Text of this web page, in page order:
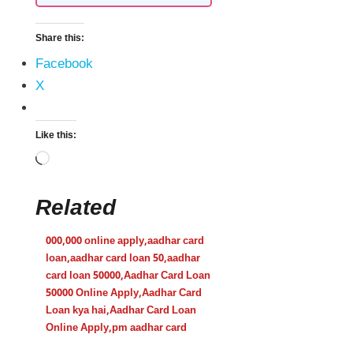
Share this:
Facebook
X
Like this:
Related
000,000 online apply,aadhar card
loan,aadhar card loan 50,aadhar
card loan 50000,Aadhar Card Loan
50000 Online Apply,Aadhar Card
Loan kya hai,Aadhar Card Loan
Online Apply,pm aadhar card